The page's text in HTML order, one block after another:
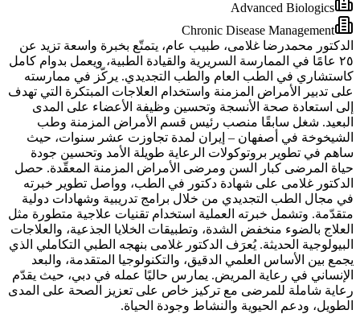
Advanced Biologics
Chronic Disease Management
الدكتور محمدرضا غلامی، طبيب عام، يتمتّع بخبرة واسعة تزيد عن
٢٥ عامًا في الممارسة السريرية والقيادة الطبية، ويعمل بدوام كامل
كاستشاري في الطب العام والطب التجديدي. يركّز في ممارسته
على تدبير الأمراض المزمنة واستخدام العلاجات المبتكرة التي تهدف
إلى استعادة صحة الأنسجة وتحسين وظيفة الأعضاء على المدى
البعيد. شغل سابقًا منصب رئيس قسم الأمراض المزمنة وطب
الشيخوخة في أصفهان – إيران لمدة تجاوزت عشر سنوات، حيث
ساهم في تطوير بروتوكولات الرعاية طويلة الأمد وتحسين جودة
حياة المرضى كبار السن ومرضى الأمراض المزمنة المعقّدة. حصل
الدكتور غلامی على شهادة دكتور في الطب، وواصل تطوير خبرته
في مجال الطب التجديدي من خلال برامج تدريبية وشهادات دولية
متقدّمة. وتشمل خبرته العملية استخدام تقنيات علاجية متطورة مثل
العلاج بالضوء منخفض الشدة، وتطبيقات الخلايا الجذعية، والعلاجات
البيولوجية الحديثة. يُعرَف الدكتور غلامی بنهجه الطبي التكاملي الذي
يجمع بين الأساس العلمي الدقيق، والتكنولوجيا المتقدمة، والبعد
الإنساني في رعاية المريض. يمارس حاليًا عمله في دبي، حيث يقدّم
رعاية شاملة للمرضى مع تركيز خاص على تعزيز الصحة على المدى
الطويل، ودعم الحيوية والنشاط وجودة الحياة.